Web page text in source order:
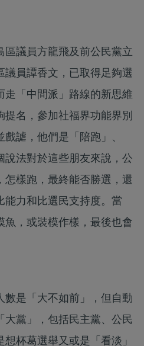
區議員方龍飛及前公民黨立
議員譚香文，已取得足夠選
走「中間派」路線的新思維
名，參加社福界功能界別
謔，他們是「陪跑」、
說法對於這些朋友來說，公
怎樣跑，最終能否勝選，還
能力和比選民支持度。當
魚，或裝模作樣，最後也會
數是「大不如前」，但自動
大黨」，包括民主黨、公民
杯葛選舉又或是「看淡」